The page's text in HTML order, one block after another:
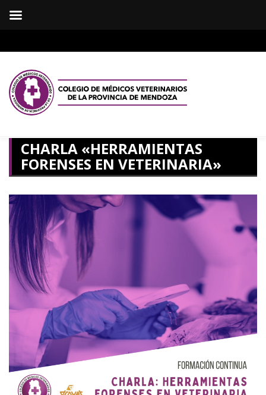
CHARLA «HERRAMIENTAS
FORENSES EN VETERINARIA»